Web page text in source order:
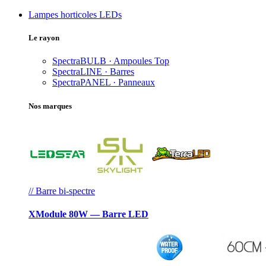
Lampes horticoles LEDs
Le rayon
SpectraBULB · Ampoules Top
SpectraLINE · Barres
SpectraPANEL · Panneaux
Nos marques
// Barre bi-spectre
XModule 80W — Barre LED